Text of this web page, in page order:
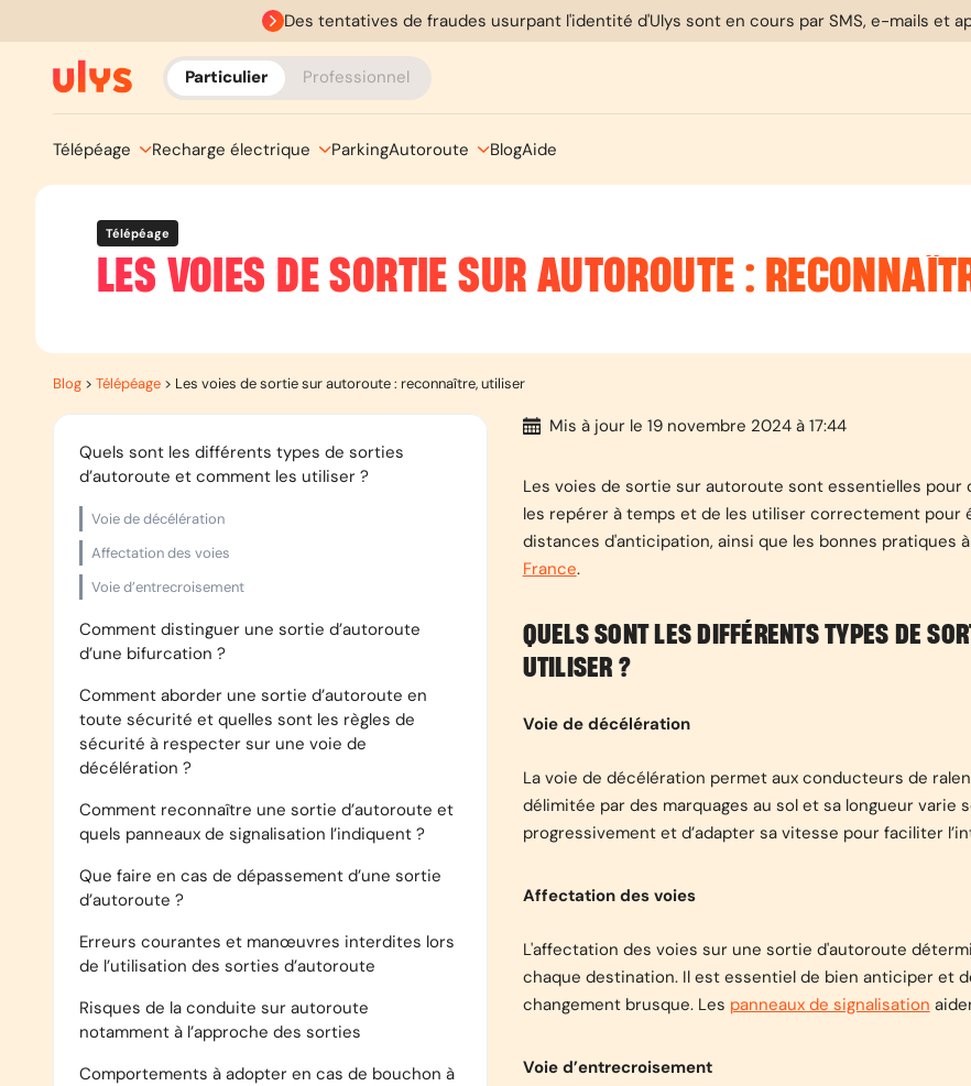
Des tentatives de fraudes usurpant l'identité d'Ulys sont en cours par SMS, e-mails et
Particulier Professionnel
Télépéage Recharge électrique ParkingAutoroute BlogAide
Télépéage
LES VOIES DE SORTIE SUR AUTOROUTE :
Blog > Télépéage > Les voies de sortie sur autoroute : reconnaître, utiliser
Quels sont les différents types de sorties
d’autoroute et comment les utiliser ?
Voie de décélération
Affectation des voies
Voie d’entrecroisement
Comment distinguer une sortie d’autoroute
d’une bifurcation ?
Comment aborder une sortie d’autoroute en
toute sécurité et quelles sont les règles de
sécurité à respecter sur une voie de
décélération ?
Comment reconnaître une sortie d’autoroute et
quels panneaux de signalisation l’indiquent ?
Que faire en cas de dépassement d’une sortie
d’autoroute ?
Erreurs courantes et manœuvres interdites lors
de l’utilisation des sorties d’autoroute
Risques de la conduite sur autoroute
notamment à l’approche des sorties
Comportements à adopter en cas de bouchon à
Mis à jour le 19 novembre 2024 à 17:44
Les voies de sortie sur autoroute sont essentielles
les repérer à temps et de les utiliser correctement pour
distances d'anticipation, ainsi que les bonnes pratiques
France.
QUELS SONT LES DIFFÉRENTS TYPES DE
UTILISER ?
Voie de décélération
La voie de décélération permet aux conducteurs de
délimitée par des marquages au sol et sa longueur varie
progressivement et d’adapter sa vitesse pour faciliter
Affectation des voies
L'affectation des voies sur une sortie d'autoroute
chaque destination. Il est essentiel de bien anticiper et
changement brusque. Les panneaux de signalisation
Voie d’entrecroisement